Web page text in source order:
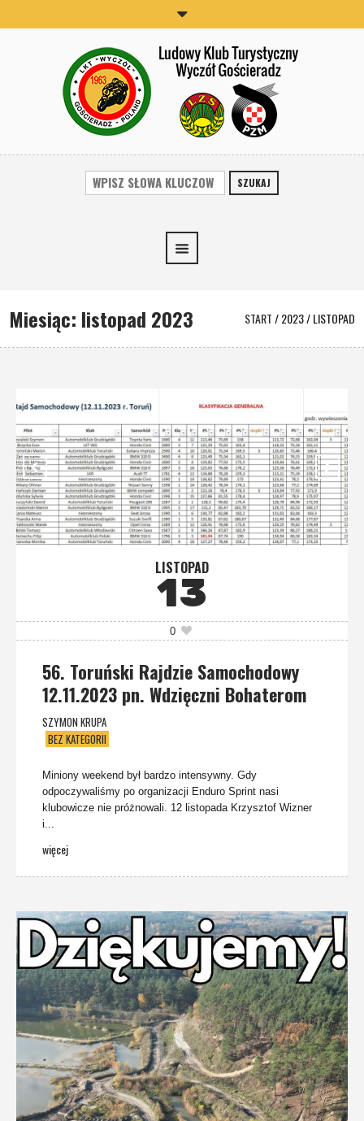
SZUKAJ
Miesiąc: listopad 2023 START/2023/LISTOPAD
LISTOPAD
13
0
56. Toruński Rajdzie Samochodowy
12.11.2023 pn. Wdzięczni Bohaterom
SZYMON KRUPA
BEZ KATEGORII
Miniony weekend był bardzo intensywny. Gdy
odpoczywaliśmy po organizacji Enduro Sprint nasi
klubowicze nie próżnowali. 12 listopada Krzysztof Wizner
i...
więcej